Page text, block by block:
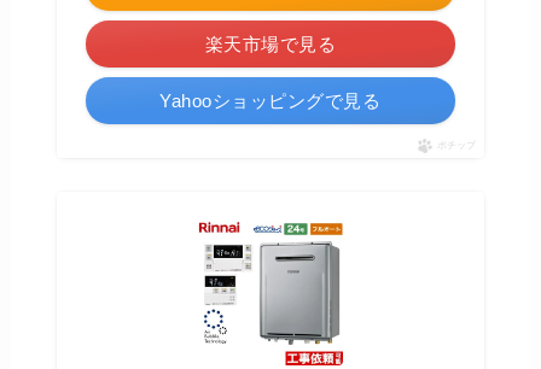
楽天市場で見る
Yahooショッピングで見る
ポチップ